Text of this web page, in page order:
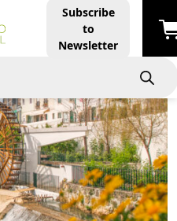
Subscribe
to
Newsletter